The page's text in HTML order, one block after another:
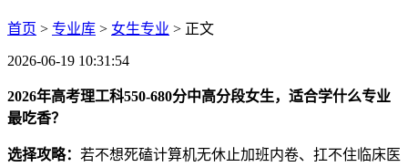
首页 > 专业库 > 女生专业 > 正文
2026-06-19 10:31:54
2026年高考理工科550-680分中高分段女生，适合学什么专业
最吃香？
选择攻略： 若不想死磕计算机无休止加班内卷、扛不住临床医